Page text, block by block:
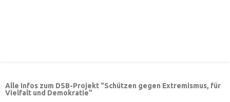
Alle Infos zum DSB-Projekt "Schützen gegen Extremismus, für
Vielfalt und Demokratie"